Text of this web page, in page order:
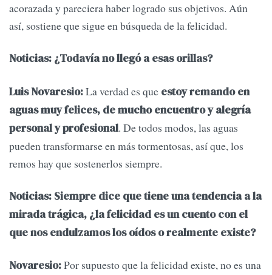
acorazada y pareciera haber logrado sus objetivos. Aún
así, sostiene que sigue en búsqueda de la felicidad.
Noticias: ¿Todavía no llegó a esas orillas?
Luis Novaresio:La verdad es que estoy remando en
aguas muy felices, de mucho encuentro y alegría
personal y profesional. De todos modos, las aguas
pueden transformarse en más tormentosas, así que, los
remos hay que sostenerlos siempre.
Noticias: Siempre dice que tiene una tendencia a la
mirada trágica, ¿la felicidad es un cuento con el
que nos endulzamos los oídos o realmente existe?
Novaresio:Por supuesto que la felicidad existe, no es una